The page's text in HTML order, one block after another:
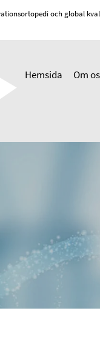
och global
Hemsida Om